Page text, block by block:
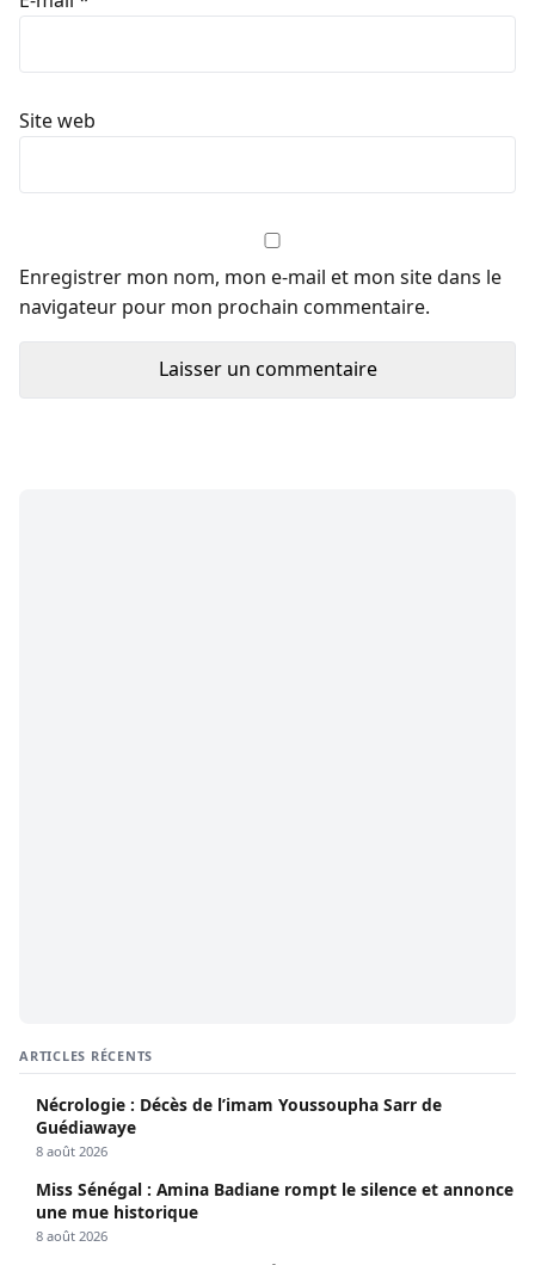
Site web
Enregistrer mon nom, mon e-mail et mon site dans le
navigateur pour mon prochain commentaire.
ARTICLES RÉCENTS
Nécrologie : Décès de l’imam Youssoupha Sarr de
Guédiawaye
8 août 2026
Miss Sénégal : Amina Badiane rompt le silence et annonce
une mue historique
8 août 2026